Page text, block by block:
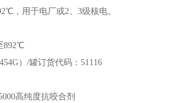
用于电厂或2、3级核电。
）/罐订货代码：51116
高纯度抗咬合剂